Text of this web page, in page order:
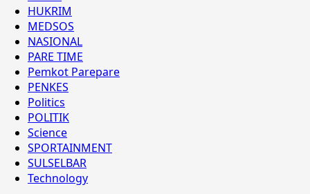
HUKRIM
MEDSOS
NASIONAL
PARE TIME
Pemkot Parepare
PENKES
Politics
POLITIK
Science
SPORTAINMENT
SULSELBAR
Technology